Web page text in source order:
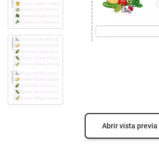
Abrir vista previa